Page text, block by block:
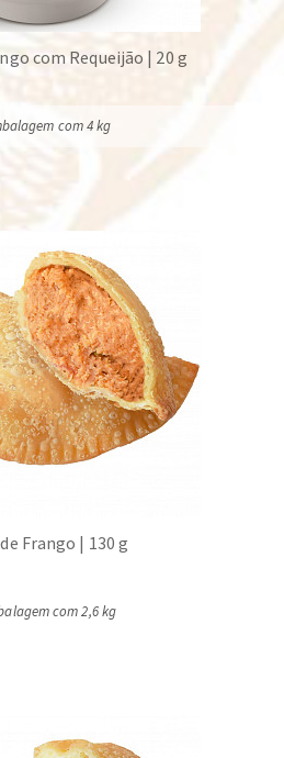
com Requeijão | 20 g
com 4 kg
Frango | 130 g
com 2,6 kg